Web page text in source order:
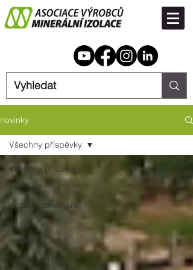
novinky
Všechny příspěvky
odborné
poziční dokument
studie
publikace AVMI
tisková zpráva
Všechny příspěvky